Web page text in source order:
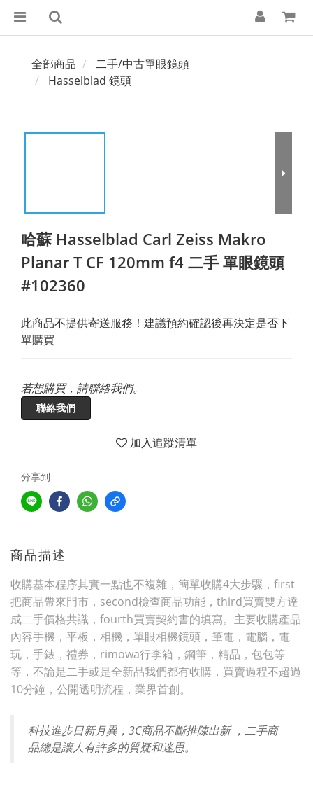
全部商品
二手/中古單眼鏡頭
Hasselblad 鏡頭
哈蘇 Hasselblad Carl Zeiss Makro
Planar T CF 120mm f4 二手 單眼鏡頭
#102360
此商品不提供寄送服務！建議預約確認後再決定是否下
單購買
若想購買，請聯絡我們。
聯絡我們
加入追蹤清單
分享到
商品描述
收購基本程序其實一點也不複雜，簡單收購4大步驟，first
把商品帶來門市，second檢查商品功能，third買賣雙方達
成二手價格共識，fourth買賣契約書的填寫。主要收購產品
內容手機，平板，相機，單眼相機鏡頭，筆電，電腦，電
玩，手錶，禮券，rimowa行李箱，鋼筆，精品，包包等
等，不論是二手或是全新品我們都有收購，買賣過程不超過
10分鐘，公開透明流程，業界首創。
科技進步日新月異，3C商品不斷推陳出新 ，二手商
品總是讓人有許多的質疑和迷思。